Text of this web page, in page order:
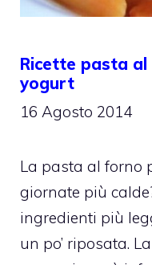
Ricette pasta al
yogurt
16 Agosto 2014
La pasta al forno
giornate più
ingredienti più
un po’ riposata.